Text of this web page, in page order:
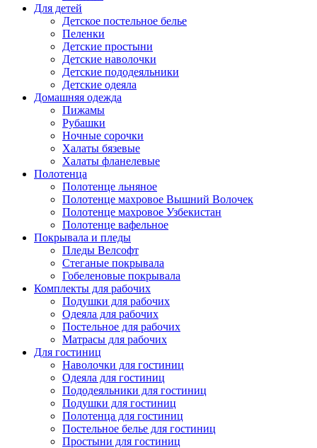
Для детей
Детское постельное белье
Пеленки
Детские простыни
Детские наволочки
Детские пододеяльники
Детские одеяла
Домашняя одежда
Пижамы
Рубашки
Ночные сорочки
Халаты бязевые
Халаты фланелевые
Полотенца
Полотенце льняное
Полотенце махровое Вышний Волочек
Полотенце махровое Узбекистан
Полотенце вафельное
Покрывала и пледы
Пледы Велсофт
Стеганые покрывала
Гобеленовые покрывала
Комплекты для рабочих
Подушки для рабочих
Одеяла для рабочих
Постельное для рабочих
Матрасы для рабочих
Для гостиниц
Наволочки для гостиниц
Одеяла для гостиниц
Пододеяльники для гостиниц
Подушки для гостиниц
Полотенца для гостиниц
Постельное белье для гостиниц
Простыни для гостиниц